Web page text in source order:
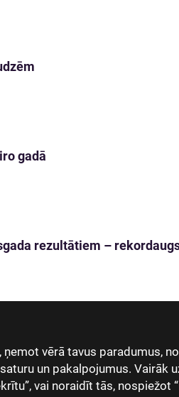
vērā tavus paradumus,
un pakalpojumus. Vairāk
vai noraidīt tās, nospiežot
gadā
rezultātiem –